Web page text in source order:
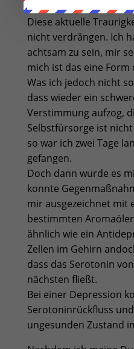
sehr traurig.
Diese aktuelle
nicht verdrängen. Ich
achtsam zu sein, mir
mich ist das eine
Was ich jedoch nicht
dass wieder ein
Verstimmung aufzog,
Selbstfürsorge ist
so war ich zwei Tage
gefangen.
Doch dann wurde es
konnte
mir ausgezeichnet mit
bestimmten
ähnlich wie ein
Zellen im Gehirn
dass das Serotonin
nächsten fließt.
Bei einer Depression
Serotoninrückfluss
ungesunden Zustand